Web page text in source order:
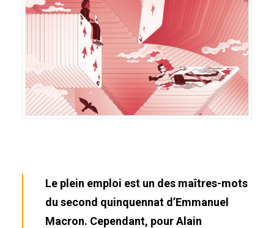
Le plein emploi est un des maîtres-mots
du second quinquennat d’Emmanuel
Macron. Cependant, pour Alain